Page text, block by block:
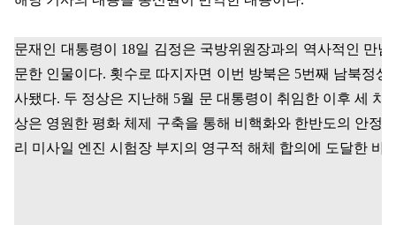
문재인 대통령이 18일 김정은 국방위원장과의 역사적인 만
문한 인물이다. 횟수로 따지자면 이번 방북은 5번째 남북정상
사됐다. 두 정상은 지난해 5월 문 대통령이 취임한 이후 세 차
상은 영원한 평화 체제 구축을 통해 비핵화와 한반도의 안정
리 미사일 엔진 시험장 부지의 영구적 해체 합의에 도달한 바